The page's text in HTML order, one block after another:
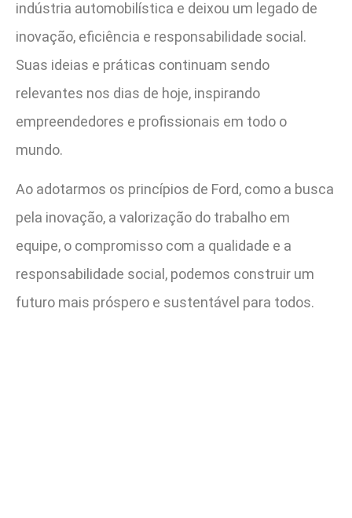
indústria automobilística e deixou um legado de
inovação, eficiência e responsabilidade social.
Suas ideias e práticas continuam sendo
relevantes nos dias de hoje, inspirando
empreendedores e profissionais em todo o
mundo.
Ao adotarmos os princípios de Ford, como a busca
pela inovação, a valorização do trabalho em
equipe, o compromisso com a qualidade e a
responsabilidade social, podemos construir um
futuro mais próspero e sustentável para todos.